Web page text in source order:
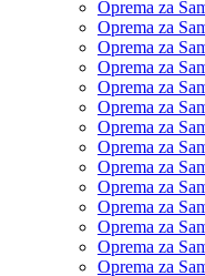
Oprema za
Oprema za
Oprema za
Oprema za
Oprema za
Oprema za
Oprema za
Oprema za
Oprema za
Oprema za
Oprema za
Oprema za
Oprema za
Oprema za